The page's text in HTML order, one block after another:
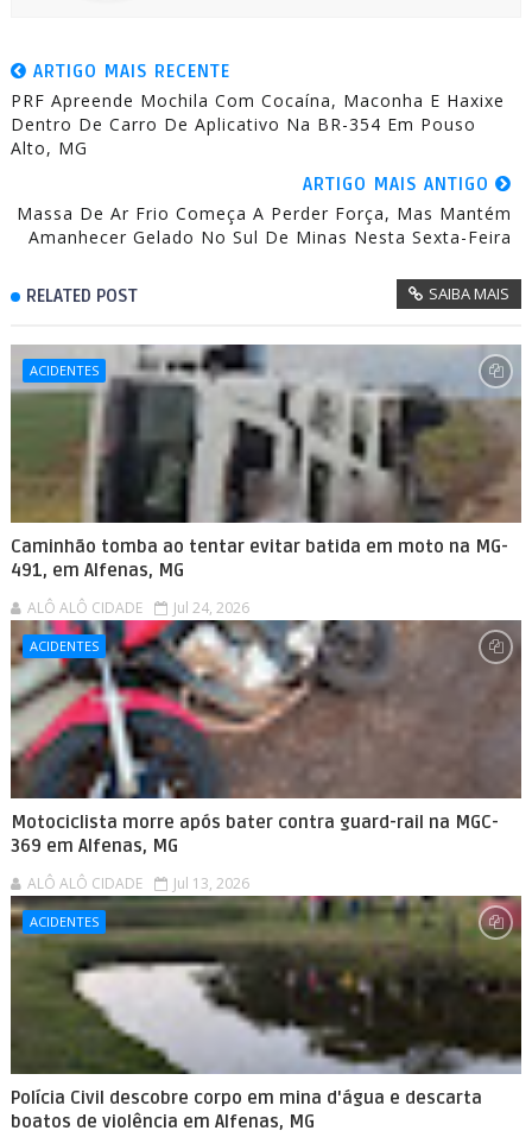
ARTIGO MAIS RECENTE
PRF Apreende Mochila Com Cocaína, Maconha E Haxixe
Dentro De Carro De Aplicativo Na BR-354 Em Pouso
Alto, MG
ARTIGO MAIS ANTIGO
Massa De Ar Frio Começa A Perder Força, Mas Mantém
Amanhecer Gelado No Sul De Minas Nesta Sexta-Feira
RELATED POST SAIBA MAIS
ACIDENTES
Caminhão tomba ao tentar evitar batida em moto na MG-
491, em Alfenas, MG
ALÔ ALÔ CIDADE Jul 24, 2026
ACIDENTES
Motociclista morre após bater contra guard-rail na MGC-
369 em Alfenas, MG
ALÔ ALÔ CIDADE Jul 13, 2026
ACIDENTES
Polícia Civil descobre corpo em mina d'água e descarta
boatos de violência em Alfenas, MG